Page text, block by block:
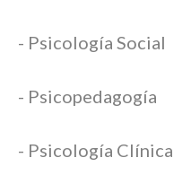
- Psicología Social
- Psicopedagogía
- Psicología Clínica